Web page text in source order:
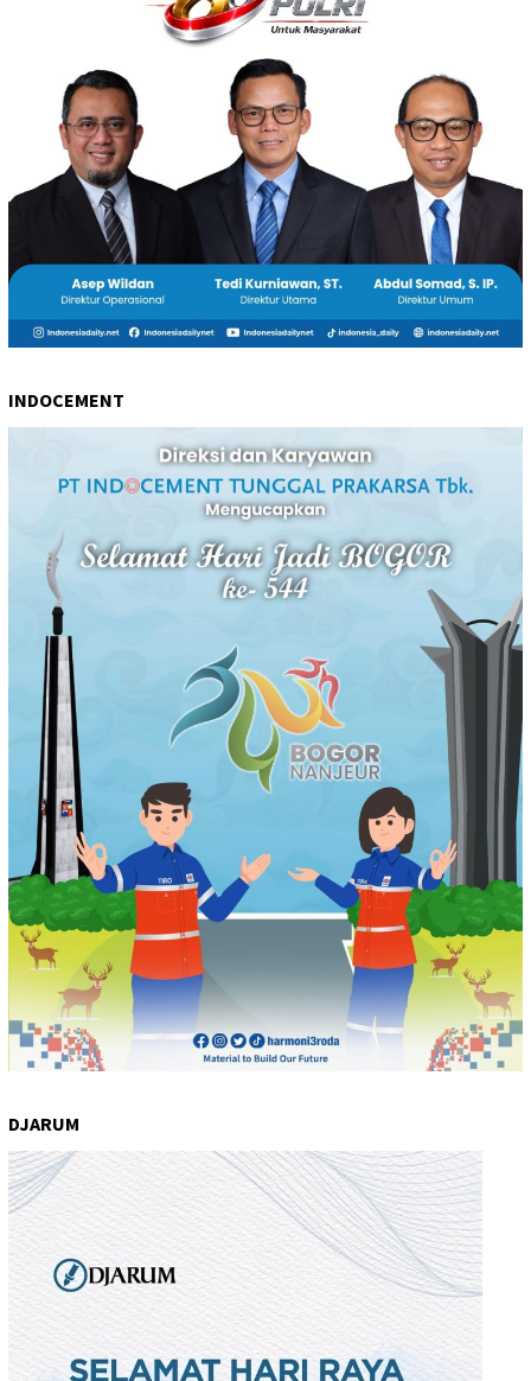
INDOCEMENT
DJARUM